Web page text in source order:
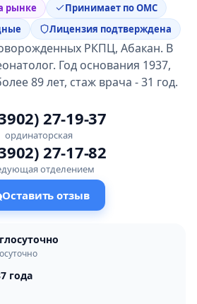
рынке
Принимает по ОМС
Лицензия подтверждена
РКПЦ, Абакан. В
Год основания 1937,
89 лет, стаж врача - 31 год.
27-19-37
ординаторская
27-17-82
отделением
Оставить отзыв
года